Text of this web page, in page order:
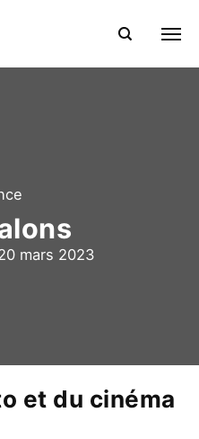
mars 2023
et du cinéma